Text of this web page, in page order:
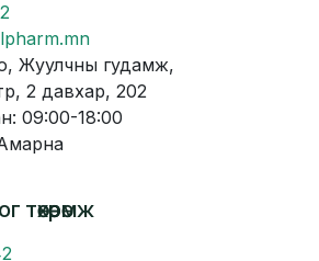
Жуулчны гудамж,
2 давхар, 202
09:00-18:00